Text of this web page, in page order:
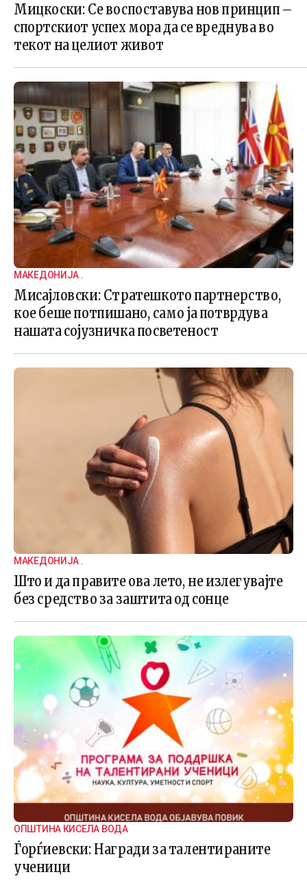
Мицкоски: Се воспоставува нов принцип –
спортскиот успех мора да се вреднува во
текот на целиот живот
МАКЕДОНИЈА .
Мисајловски: Стратешкото партнерство,
кое беше потпишано, само ја потврдува
нашата сојузничка посветеност
МАКЕДОНИЈА .
Што и да правите ова лето, не излегувајте
без средство за заштита од сонце
ОПШТИНА КИСЕЛА ВОДА
Ѓорѓиевски: Награди за талентираните
ученици